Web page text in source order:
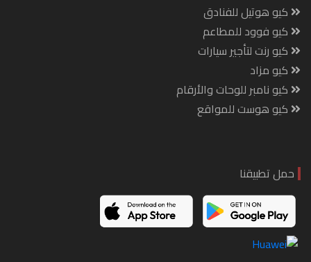
كيو هوتيل للفنادق
كيو فوود للمطاعم
كيو رنت لتأجير سيارات
كيو مزاد
كيو نامبر للوحات والأرقام
كيو هوست للمواقع
حمل تطبيقنا